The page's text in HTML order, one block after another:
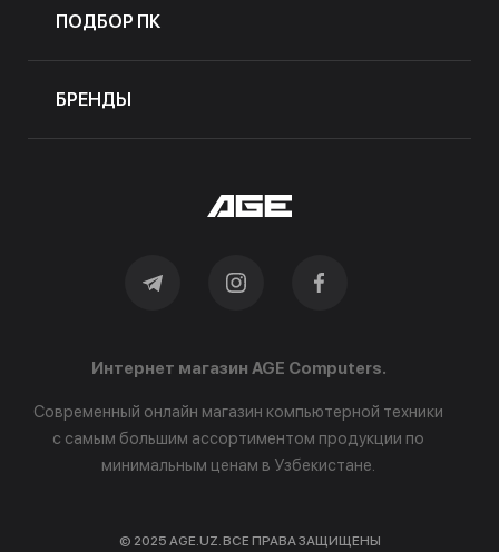
ПОДБОР ПК
БРЕНДЫ
Интернет магазин AGE Computers.
Современный онлайн магазин компьютерной техники
с самым большим ассортиментом продукции по
минимальным ценам в Узбекистане.
© 2025 AGE.UZ. ВСЕ ПРАВА ЗАЩИЩЕНЫ